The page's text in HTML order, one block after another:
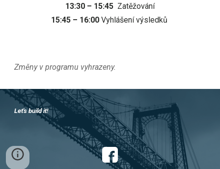
13:30 – 15:45 Zatěžování
15:45 – 16:00 Vyhlášení výsledků
Změny v programu vyhrazeny.
Let's build it!